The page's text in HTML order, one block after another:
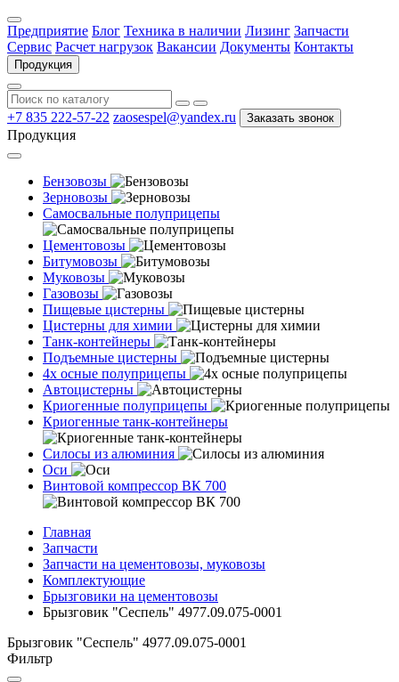
Предприятие Блог Техника в наличии Лизинг Запчасти
Сервис Расчет нагрузок Вакансии Документы Контакты
Продукция
+7 835 222-57-22 zaosespel@yandex.ru Заказать звонок
Продукция
Бензовозы
Зерновозы
Самосвальные полуприцепы
Цементовозы
Битумовозы
Муковозы
Газовозы
Пищевые цистерны
Цистерны для химии
Танк-контейнеры
Подъемные цистерны
4х осные полуприцепы
Автоцистерны
Криогенные полуприцепы
Криогенные танк-контейнеры
Силосы из алюминия
Оси
Винтовой компрессор ВК 700
Главная
Запчасти
Запчасти на цементовозы, муковозы
Комплектующие
Брызговики на цементовозы
Брызговик "Сеспель" 4977.09.075-0001
Брызговик "Сеспель" 4977.09.075-0001
Фильтр